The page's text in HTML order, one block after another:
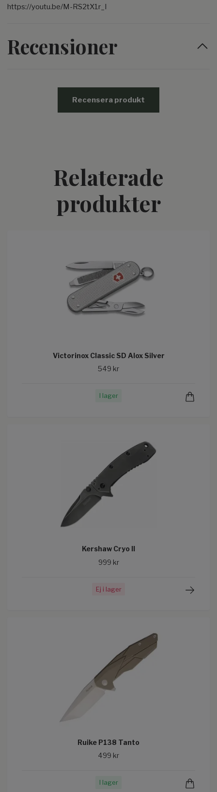
https://youtu.be/M-RS2tX1r_I
Recensioner
Recensera produkt
Relaterade
produkter
Victorinox Classic SD Alox Silver
549 kr
I lager
Kershaw Cryo II
999 kr
Ej i lager
Ruike P138 Tanto
499 kr
I lager